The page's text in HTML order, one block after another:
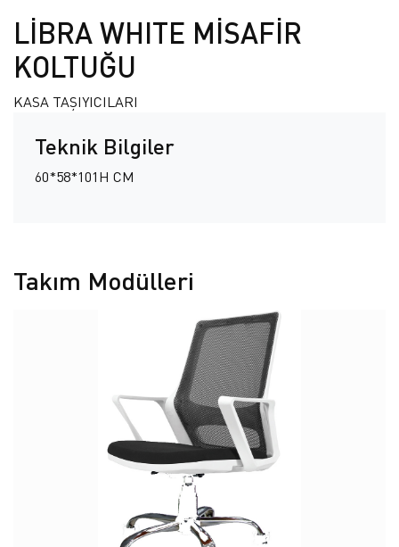
LİBRA WHITE MİSAFİR
KOLTUĞU
KASA TAŞIYICILARI
Teknik Bilgiler
60*58*101H CM
Takım Modülleri